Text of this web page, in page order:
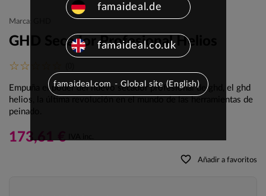
Marca: GHD
GHD Secador Profesional Helios
Empuña el poder del nuevo secador profesional de ghd, el ghd
helios, la última revolución en el mundo de las herramientas de
peinado.
173,61 €
favorite_border Añadir a favoritos
famaideal.de
famaideal.co.uk
famaideal.com - Global site (English)